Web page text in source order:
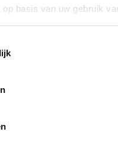
op basis van uw gebruik
Technische